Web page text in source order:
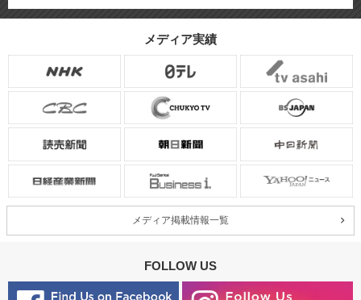
メディア実績
メディア掲載情報一覧
FOLLOW US